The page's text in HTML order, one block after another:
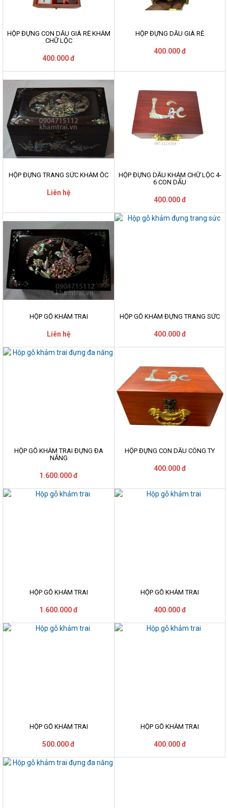
HỘP ĐỰNG CON DẤU GIÁ RẺ KHẢM
CHỮ LỘC
400.000 đ
HỘP ĐỰNG DẤU GIÁ RẺ
400.000 đ
HỘP ĐỰNG TRANG SỨC KHẢM ỐC
Liên hệ
HỘP ĐỰNG DẤU KHẢM CHỮ LỘC 4-
6 CON DẤU
400.000 đ
HỘP GỖ KHẢM TRAI
Liên hệ
HỘP GỖ KHẢM ĐỰNG TRANG SỨC
400.000 đ
HỘP GỖ KHẢM TRAI ĐỰNG ĐA
NĂNG
1.600.000 đ
HỘP ĐỰNG CON DẤU CÔNG TY
400.000 đ
HỘP GỖ KHẢM TRAI
1.600.000 đ
HỘP GỖ KHẢM TRAI
400.000 đ
HỘP GỖ KHẢM TRAI
500.000 đ
HỘP GỖ KHẢM TRAI
400.000 đ